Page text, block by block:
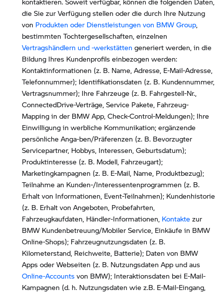
die Sie zur Verfügung stellen oder die durch Ihre Nutzung
von Produkten oder Dienstleistungen von BMW Group,
bestimmten Tochtergesellschaften, einzelnen
Vertragshändlern und -werkstätten generiert werden, in die
Bildung Ihres Kundenprofils einbezogen werden:
Kontaktinformationen (z. B. Name, Adresse, E-Mail-Adresse,
Telefonnummer); Identifikationsdaten (z. B. Kundennummer,
Vertragsnummer); Ihre Fahrzeuge (z. B. Fahrgestell-Nr.,
ConnectedDrive-Verträge, Service Pakete, Fahrzeug-
Mapping in der BMW App, Check-Control-Meldungen); Ihre
Einwilligung in werbliche Kommunikation; ergänzende
persönliche Anga-ben/Präferenzen (z. B. Bevorzugter
Servicepartner, Hobbys, Interessen, Geburtsdatum);
Produktinteresse (z. B. Modell, Fahrzeugart);
Marketingkampagnen (z. B. E-Mail, Name, Produktbezug);
Teilnahme an Kunden-/Interessentenprogrammen (z. B.
Erhalt von Informationen, Event-Teilnahmen); Kundenhistorie
(z. B. Erhalt von Angeboten, Probefahrten,
Fahrzeugkaufdaten, Händler-Informationen, Kontakte zur
BMW Kundenbetreuung/Mobiler Service, Einkäufe in BMW
Online-Shops); Fahrzeugnutzungsdaten (z. B.
Kilometerstand, Reichweite, Batterie); Daten von BMW
Apps oder Webseiten (z. B. Nutzungsdaten App und aus
Online-Accounts von BMW); Interaktionsdaten bei E-Mail-
Kampagnen (d. h. Nutzungsdaten wie z.B. E-Mail-Eingang,